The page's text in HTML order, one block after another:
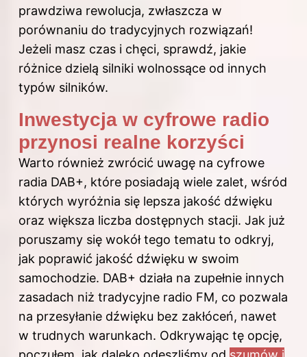
prawdziwa rewolucja, zwłaszcza w
porównaniu do tradycyjnych rozwiązań!
Jeżeli masz czas i chęci, sprawdź, jakie
różnice dzielą silniki wolnossące od innych
typów silników.
Inwestycja w cyfrowe radio
przynosi realne korzyści
Warto również zwrócić uwagę na cyfrowe
radia DAB+, które posiadają wiele zalet, wśród
których wyróżnia się lepsza jakość dźwięku
oraz większa liczba dostępnych stacji. Jak już
poruszamy się wokół tego tematu to odkryj,
jak poprawić jakość dźwięku w swoim
samochodzie. DAB+ działa na zupełnie innych
zasadach niż tradycyjne radio FM, co pozwala
na przesyłanie dźwięku bez zakłóceń, nawet
w trudnych warunkach. Odkrywając tę opcję,